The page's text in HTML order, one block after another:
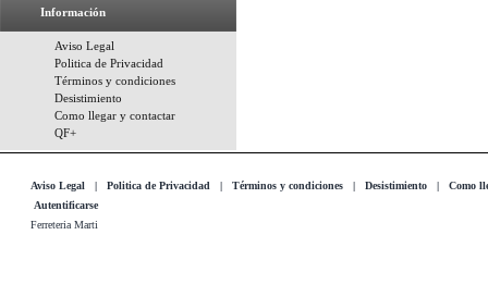
Información
Aviso Legal
Politica de Privacidad
Términos y condiciones
Desistimiento
Como llegar y contactar
QF+
Aviso Legal | Politica de Privacidad | Términos y condiciones | Desistimiento | Como
Autentificarse
Ferreteria Marti